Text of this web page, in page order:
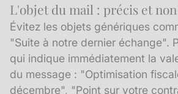
L'objet du mail : précis et
Évitez les objets génériques
"Suite à notre dernier échange".
qui indique immédiatement la
du message : "Optimisation
décembre", "Point sur votre